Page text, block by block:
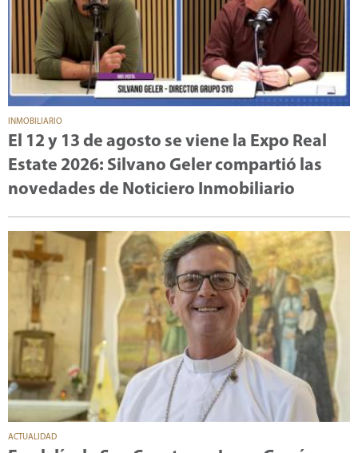
INMOBILIARIO
El 12 y 13 de agosto se viene la Expo Real
Estate 2026: Silvano Geler compartió las
novedades de Noticiero Inmobiliario
ACTUALIDAD